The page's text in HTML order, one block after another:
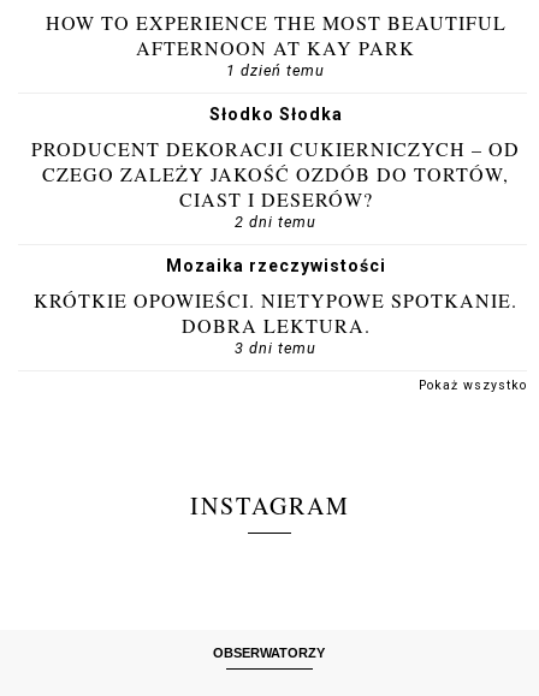
HOW TO EXPERIENCE THE MOST BEAUTIFUL
AFTERNOON AT KAY PARK
1 dzień temu
Słodko Słodka
PRODUCENT DEKORACJI CUKIERNICZYCH – OD
CZEGO ZALEŻY JAKOŚĆ OZDÓB DO TORTÓW,
CIAST I DESERÓW?
2 dni temu
Mozaika rzeczywistości
KRÓTKIE OPOWIEŚCI. NIETYPOWE SPOTKANIE.
DOBRA LEKTURA.
3 dni temu
Pokaż wszystko
INSTAGRAM
OBSERWATORZY